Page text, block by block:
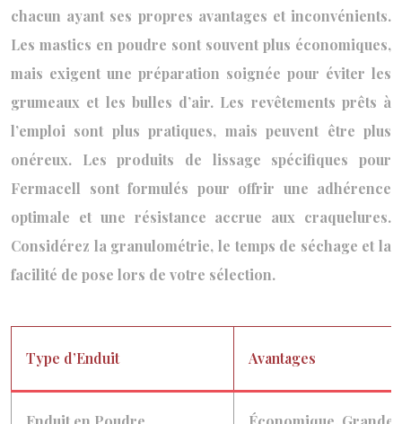
chacun ayant ses propres avantages et inconvénients.
Les mastics en poudre sont souvent plus économiques,
mais exigent une préparation soignée pour éviter les
grumeaux et les bulles d’air. Les revêtements prêts à
l’emploi sont plus pratiques, mais peuvent être plus
onéreux. Les produits de lissage spécifiques pour
Fermacell sont formulés pour offrir une adhérence
optimale et une résistance accrue aux craquelures.
Considérez la granulométrie, le temps de séchage et la
facilité de pose lors de votre sélection.
Type d’Enduit Avantages